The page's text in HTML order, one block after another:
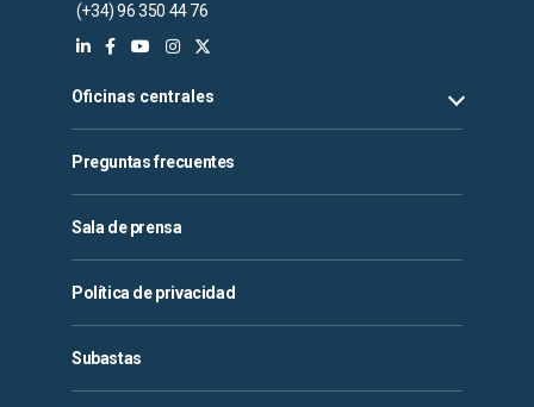
(+34) 96 350 44 76
Oficinas centrales
Preguntas frecuentes
Sala de prensa
Política de privacidad
Subastas